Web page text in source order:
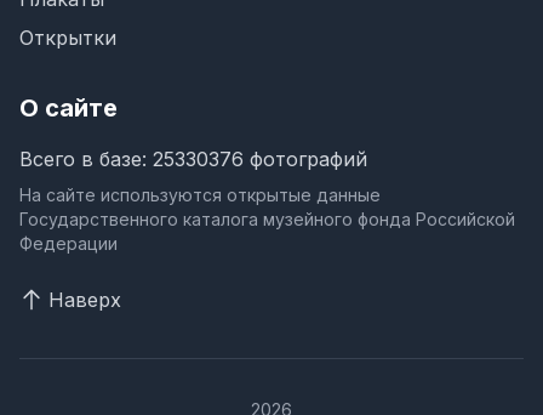
Открытки
О сайте
Всего в базе: 25330376 фотографий
На сайте используются открытые данные
Государственного каталога музейного фонда Российской
Федерации
Наверх
2026